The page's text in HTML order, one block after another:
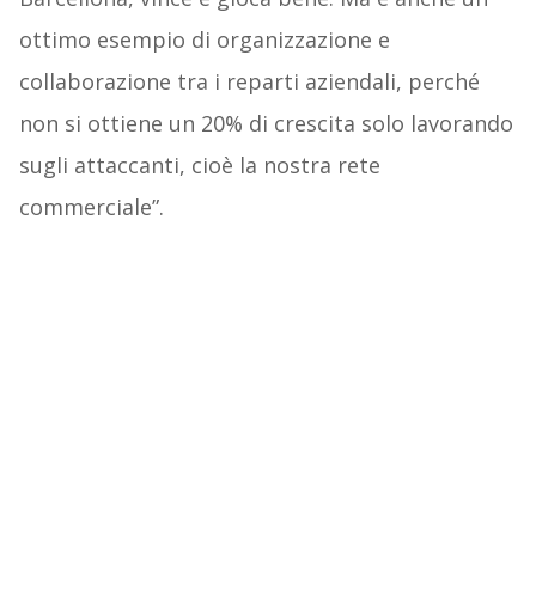
ottimo esempio di organizzazione e
collaborazione tra i reparti aziendali, perché
non si ottiene un 20% di crescita solo lavorando
sugli attaccanti, cioè la nostra rete
commerciale”.